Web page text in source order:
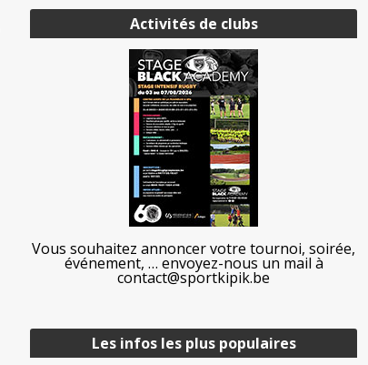
Activités de clubs
Vous souhaitez annoncer votre tournoi, soirée,
événement, … envoyez-nous un mail à
contact@sportkipik.be
Les infos les plus populaires